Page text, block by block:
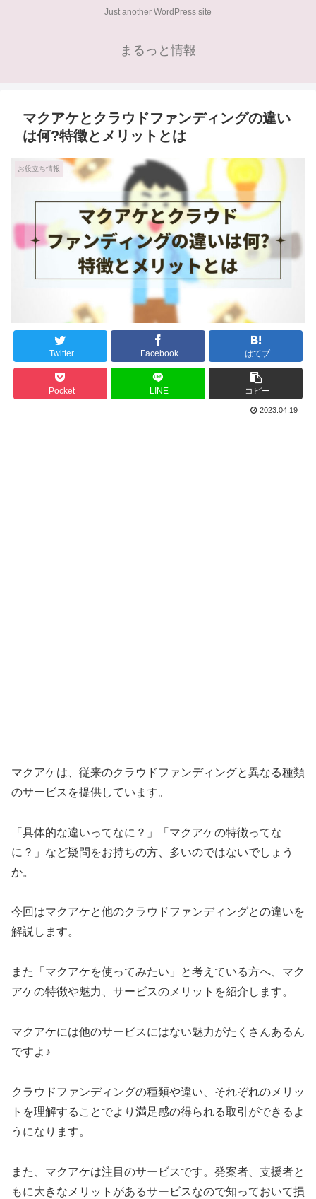
Just another WordPress site
まるっと情報
マクアケとクラウドファンディングの違い
は何?特徴とメリットとは
お役立ち情報
Twitter Facebook はてブ
Pocket LINE コピー
2023.04.19
マクアケは、従来のクラウドファンディングと異なる種類
のサービスを提供しています。
「具体的な違いってなに？」「マクアケの特徴ってな
に？」など疑問をお持ちの方、多いのではないでしょう
か。
今回はマクアケと他のクラウドファンディングとの違いを
解説します。
また「マクアケを使ってみたい」と考えている方へ、マク
アケの特徴や魅力、サービスのメリットを紹介します。
マクアケには他のサービスにはない魅力がたくさんあるん
ですよ♪
クラウドファンディングの種類や違い、それぞれのメリッ
トを理解することでより満足感の得られる取引ができるよ
うになります。
また、マクアケは注目のサービスです。発案者、支援者と
もに大きなメリットがあるサービスなので知っておいて損